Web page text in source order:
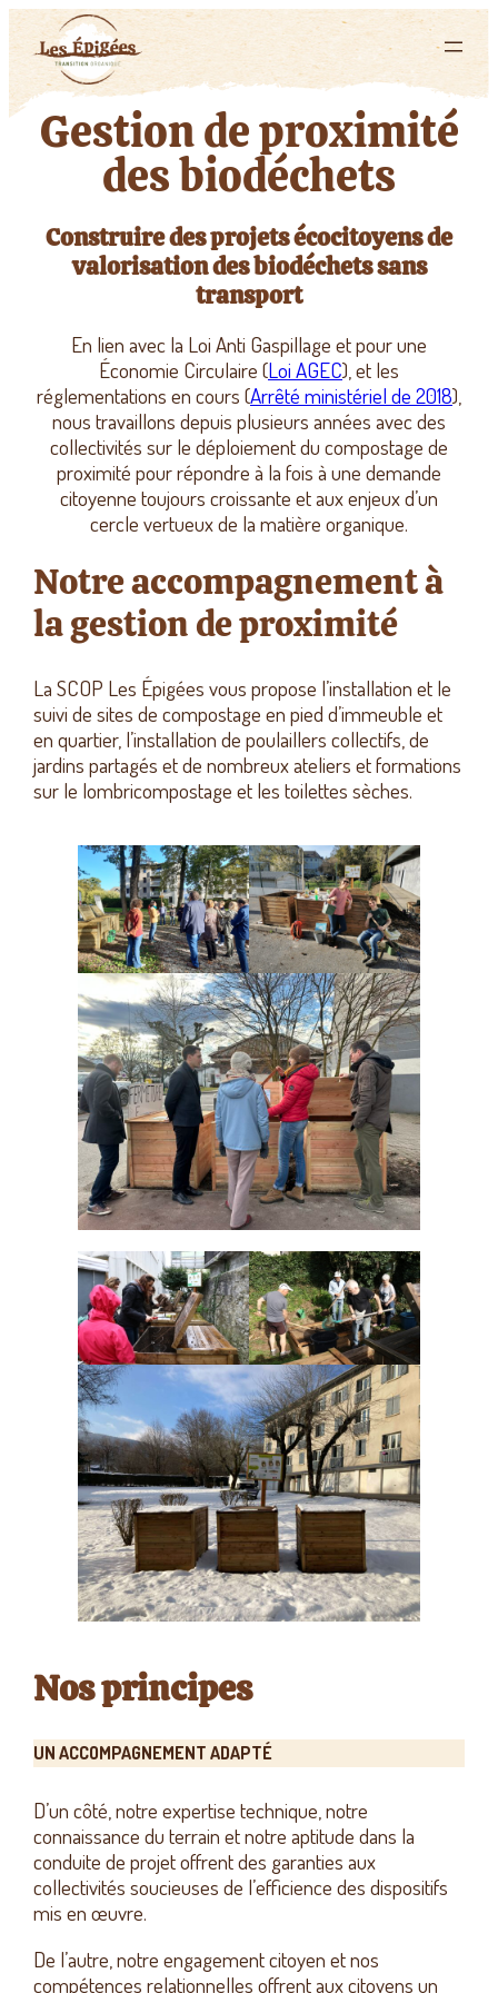
Gestion de proximité
des biodéchets
Construire des projets écocitoyens de
valorisation des biodéchets sans
transport
En lien avec la Loi Anti Gaspillage et pour une
Économie Circulaire (Loi AGEC), et les
réglementations en cours (Arrêté ministériel de 2018),
nous travaillons depuis plusieurs années avec des
collectivités sur le déploiement du compostage de
proximité pour répondre à la fois à une demande
citoyenne toujours croissante et aux enjeux d’un
cercle vertueux de la matière organique.
Notre accompagnement à
la gestion de proximité
La SCOP Les Épigées vous propose l’installation et le
suivi de sites de compostage en pied d’immeuble et
en quartier, l’installation de poulaillers collectifs, de
jardins partagés et de nombreux ateliers et formations
sur le lombricompostage et les toilettes sèches.
Nos principes
UN ACCOMPAGNEMENT ADAPTÉ
D’un côté, notre expertise technique, notre
connaissance du terrain et notre aptitude dans la
conduite de projet offrent des garanties aux
collectivités soucieuses de l’efficience des dispositifs
mis en œuvre.
De l’autre, notre engagement citoyen et nos
compétences relationnelles offrent aux citoyens un